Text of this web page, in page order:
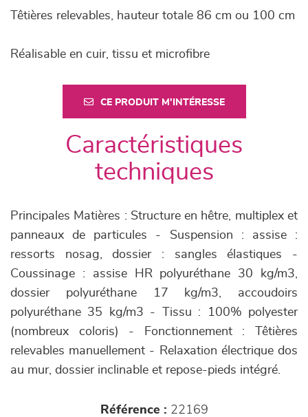
Têtières relevables, hauteur totale 86 cm ou 100 cm
Réalisable en cuir, tissu et microfibre
CE PRODUIT M'INTÉRESSE
Caractéristiques
techniques
Principales Matières : Structure en hêtre, multiplex et
panneaux de particules - Suspension : assise :
ressorts nosag, dossier : sangles élastiques -
Coussinage : assise HR polyuréthane 30 kg/m3,
dossier polyuréthane 17 kg/m3, accoudoirs
polyuréthane 35 kg/m3 - Tissu : 100% polyester
(nombreux coloris) - Fonctionnement : Têtières
relevables manuellement - Relaxation électrique dos
au mur, dossier inclinable et repose-pieds intégré.
Référence : 22169